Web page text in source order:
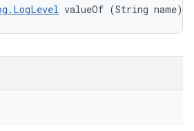
valueOf (String name)